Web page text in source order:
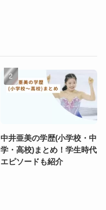
中井亜美の学歴(小学校・中
学・高校)まとめ！学生時代
エピソードも紹介